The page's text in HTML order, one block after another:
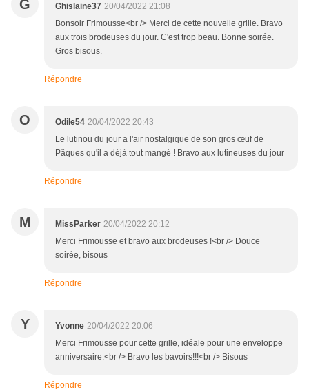
G Ghislaine37 20/04/2022 21:08
Bonsoir Frimousse<br /> Merci de cette nouvelle grille. Bravo
aux trois brodeuses du jour. C'est trop beau. Bonne soirée.
Gros bisous.
Répondre
O Odile54 20/04/2022 20:43
Le lutinou du jour a l'air nostalgique de son gros œuf de
Pâques qu'il a déjà tout mangé ! Bravo aux lutineuses du jour
Répondre
M MissParker 20/04/2022 20:12
Merci Frimousse et bravo aux brodeuses !<br /> Douce
soirée, bisous
Répondre
Y Yvonne 20/04/2022 20:06
Merci Frimousse pour cette grille, idéale pour une enveloppe
anniversaire.<br /> Bravo les bavoirs!!!<br /> Bisous
Répondre